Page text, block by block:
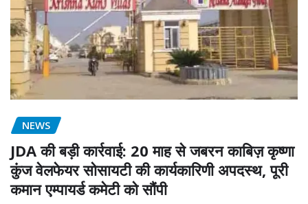
NEWS
JDA की बड़ी कार्रवाई: 20 माह से जबरन काबिज़ कृष्णा
कुंज वेलफेयर सोसायटी की कार्यकारिणी अपदस्थ, पूरी
कमान एम्पायर्ड कमेटी को सौंपी